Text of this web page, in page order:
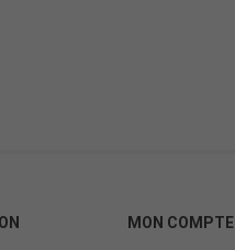
MON COMPTE